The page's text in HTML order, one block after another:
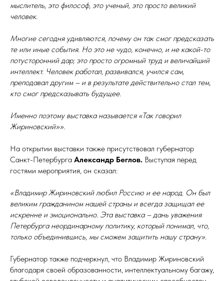
мыслитель, это философ, это ученый, это просто великий
человек.
Многие сегодня удивляются, почему он так смог предсказать
те или иные события. Но это не чудо, конечно, и не какой-то
потусторонний дар; это просто огромный труд и величайший
интеллект. Человек работал, развивался, учился сам,
преподавал другим – и в результате действительно стал тем,
кто смог предсказывать будущее.
Именно поэтому выставка называется «Так говорил
Жириновский»».
На открытии выставки также присутствовал губернатор
Санкт-Петербурга Александр Беглов. Выступая перед
гостями мероприятия, он сказал:
«Владимир Жириновский любил Россию и ее народ. Он был
великим гражданином нашей страны и всегда защищал ее
искренне и эмоционально. Эта выставка – дань уважения
Петербурга неординарному политику, который понимал, что,
только объединившись, мы сможем защитить нашу страну».
Губернатор также подчеркнул, что Владимир Жириновский
благодаря своей образованности, интеллектуальному багажу,